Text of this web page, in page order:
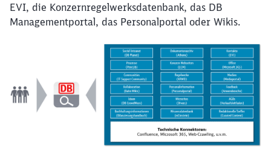
EVI, die Konzernregelwerksdatenbank, das DB
Managementportal, das Personalportal oder Wikis.